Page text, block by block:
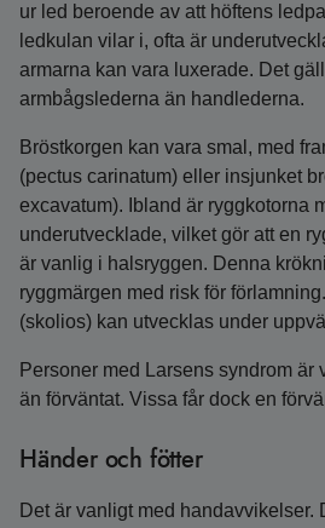
ur led beroende av att höftens
ledkulan vilar i, ofta är
armarna kan vara luxerade. Det
armbågslederna än handlederna.
Bröstkorgen kan vara smal, med
(pectus carinatum) eller insjunket
excavatum). Ibland är ryggkotorna
underutvecklade, vilket gör att en
är vanlig i halsryggen. Denna
ryggmärgen med risk för
(skolios) kan utvecklas under
Personer med Larsens syndrom är
än förväntat. Vissa får dock en
Händer och fötter
Det är vanligt med handavvikelser.